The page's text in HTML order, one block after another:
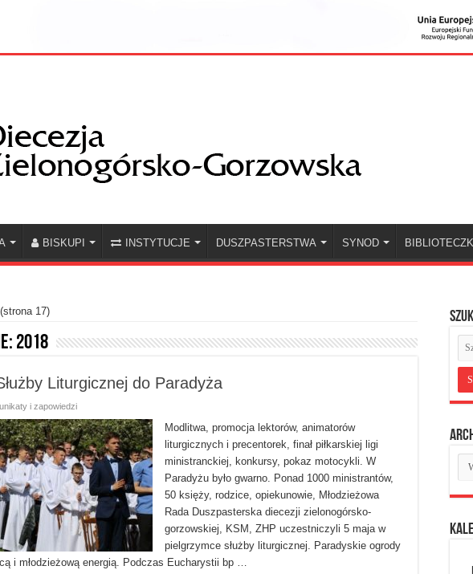
BISKUPI INSTYTUCJE DUSZPASTERSTWA SYNOD
17)
2018
Liturgicznej do Paradyża
i zapowiedzi
Modlitwa, promocja lektorów, animatorów
liturgicznych i precentorek, finał piłkarskiej ligi
ministranckiej, konkursy, pokaz motocykli. W
Paradyżu było gwarno. Ponad 1000 ministrantów,
50 księży, rodzice, opiekunowie, Młodzieżowa
Rada Duszpasterska diecezji zielonogórsko-
gorzowskiej, KSM, ZHP uczestniczyli 5 maja w
pielgrzymce służby liturgicznej. Paradyskie ogrody
i młodzieżową energią. Podczas Eucharystii bp …